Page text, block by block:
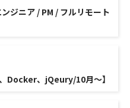
ジニア / PM / フルリモート
Docker、jQeury/10月～】